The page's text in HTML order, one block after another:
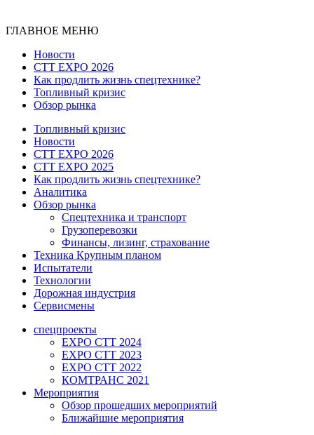
ГЛАВНОЕ МЕНЮ
Новости
CTT EXPO 2026
Как продлить жизнь спецтехнике?
Топливный кризис
Обзор рынка
Топливный кризис
Новости
CTT EXPO 2026
CTT EXPO 2025
Как продлить жизнь спецтехнике?
Аналитика
Обзор рынка
Спецтехника и транспорт
Грузоперевозки
Финансы, лизинг, страхование
Техника Крупным планом
Испытатели
Технологии
Дорожная индустрия
Сервисмены
спецпроекты
EXPO CTT 2024
EXPO CTT 2023
EXPO CTT 2022
КОМТРАНС 2021
Мероприятия
Обзор прошедших мероприятий
Ближайшие мероприятия